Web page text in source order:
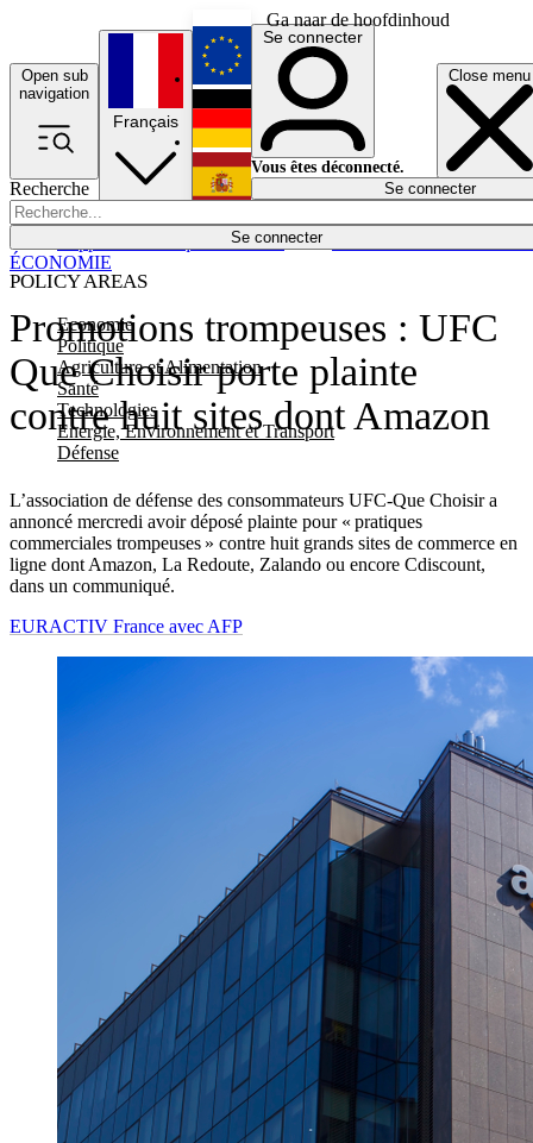
Ga naar de hoofdinhoud
Open sub
navigation
Close menu
Recherche
Se connecter
POLICY AREAS
Economie
Politique
Agriculture et Alimentation
Santé
Technologies
Energie, Environnement et Transport
Défense
Économie
Français
English
Deutsch
Español
Se connecter
Vous êtes déconnecté.
Se connecter
Promotions trompeuses : UFC
Que Choisir porte plainte
contre huit sites dont Amazon
L’association de défense des consommateurs UFC-Que Choisir a
annoncé mercredi avoir déposé plainte pour « pratiques
commerciales trompeuses » contre huit grands sites de commerce en
ligne dont Amazon, La Redoute, Zalando ou encore Cdiscount,
dans un communiqué.
ÉCONOMIE
EURACTIV France avec AFP